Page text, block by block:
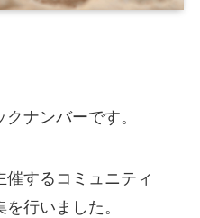
ナンバーです。
するコミュニティ
行いました。